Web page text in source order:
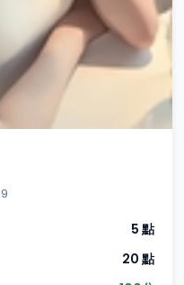
5 點
20 點